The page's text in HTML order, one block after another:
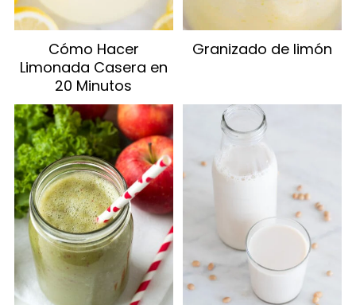
Cómo Hacer
Limonada Casera en
20 Minutos
Granizado de limón